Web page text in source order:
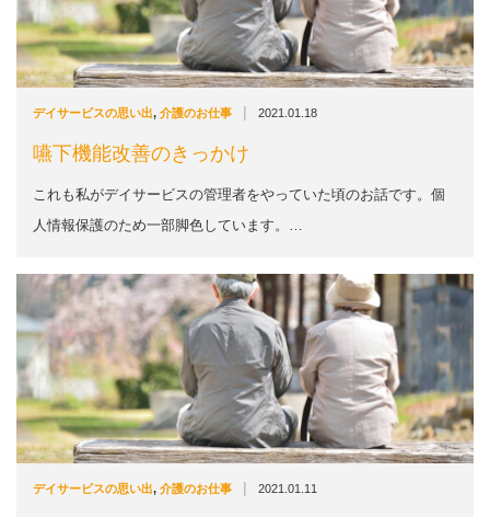
デイサービスの思い出, 介護のお仕事 | 2021.01.18
嚥下機能改善のきっかけ
これも私がデイサービスの管理者をやっていた頃のお話です。個
人情報保護のため一部脚色しています。…
デイサービスの思い出, 介護のお仕事 | 2021.01.11